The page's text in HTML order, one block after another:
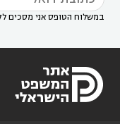
במשלוח הטופס אני מסכים